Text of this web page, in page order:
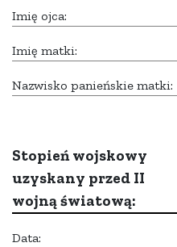
Imię ojca:
Imię matki:
Nazwisko panieńskie matki:
Stopień wojskowy
uzyskany przed II
wojną światową:
Data: